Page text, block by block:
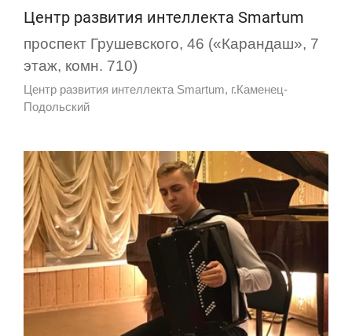
Центр развития интеллекта Smartum
проспект Грушевского, 46 («Карандаш», 7
этаж, комн. 710)
Центр развития интеллекта Smartum, г.Каменец-
Подольский